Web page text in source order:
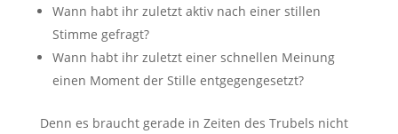
Wann habt ihr zuletzt aktiv nach einer stillen
Stimme gefragt?
Wann habt ihr zuletzt einer schnellen Meinung
einen Moment der Stille entgegengesetzt?
Denn es braucht gerade in Zeiten des Trubels nicht